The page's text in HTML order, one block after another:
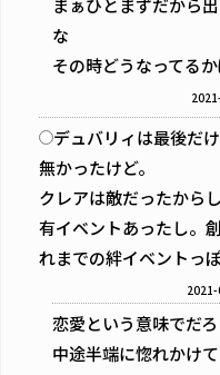
な
その時どうなってる
デュバリィは最後だ
無かったけど。
クレアは敵だったから
有イベントあったし。
れまでの絆イベントっ
恋愛という意味でだろ
中途半端に惚れかけ